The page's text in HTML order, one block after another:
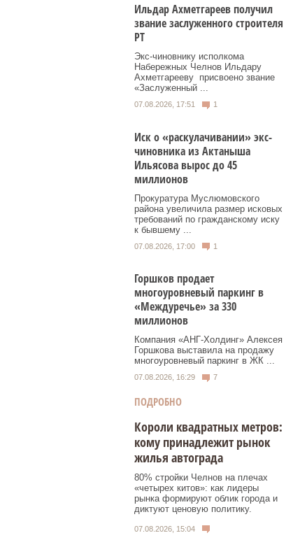
Ильдар Ахметгареев получил
звание заслуженного строителя
РТ
Экс‑чиновнику исполкома
Набережных Челнов Ильдару
Ахметгарееву присвоено звание
«Заслуженный ...
07.08.2026, 17:51 1
Иск о «раскулачивании» экс-
чиновника из Актаныша
Ильясова вырос до 45
миллионов
Прокуратура Муслюмовского
района увеличила размер исковых
требований по гражданскому иску
к бывшему ...
07.08.2026, 17:00 1
Горшков продает
многоуровневый паркинг в
«Междуречье» за 330
миллионов
Компания «АНГ-Холдинг» Алексея
Горшкова выставила на продажу
многоуровневый паркинг в ЖК ...
07.08.2026, 16:29 7
ПОДРОБНО
Короли квадратных метров:
кому принадлежит рынок
жилья автограда
80% стройки Челнов на плечах
«четырех китов»: как лидеры
рынка формируют облик города и
диктуют ценовую политику.
07.08.2026, 15:04